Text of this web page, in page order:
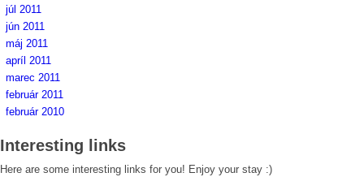
júl 2011
jún 2011
máj 2011
apríl 2011
marec 2011
február 2011
február 2010
Interesting links
Here are some interesting links for you! Enjoy your stay :)